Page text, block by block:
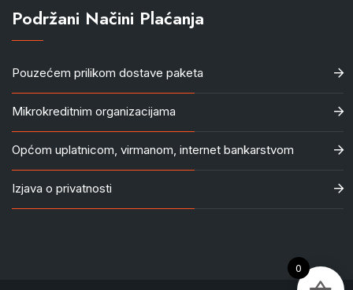
Podržani Načini Plaćanja
Pouzećem prilikom dostave paketa
Mikrokreditnim organizacijama
Općom uplatnicom, virmanom, internet bankarstvom
Izjava o privatnosti
0